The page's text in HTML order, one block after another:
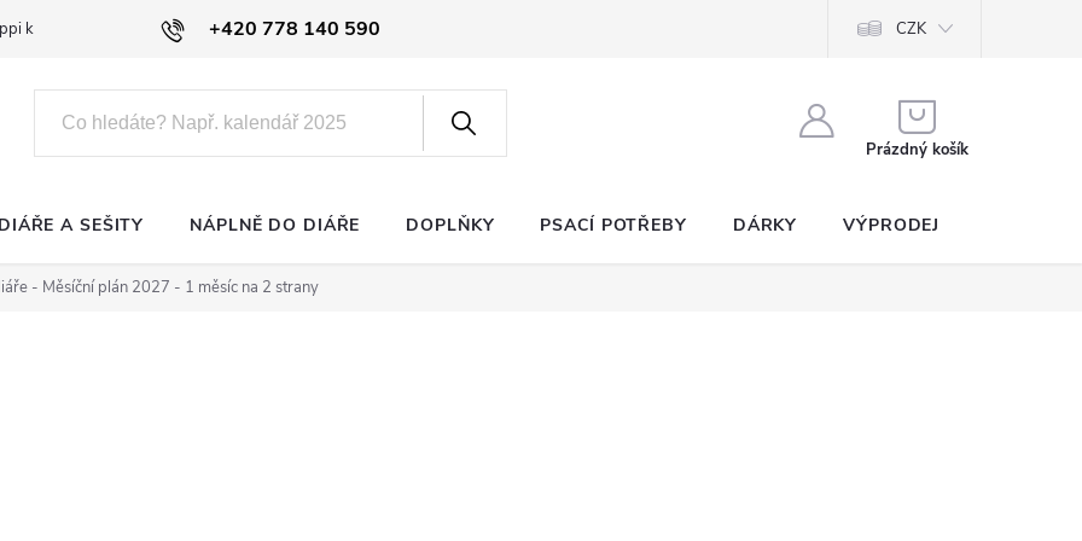
+420 778 140 590
klub CZK
KOŠÍK
Prázdný košík
DIÁŘE A SEŠITY NÁPLNĚ DO DIÁŘE DOPLŇKY PSACÍ POTŘEBY DÁRKY VÝPRODEJ
- Měsíční plán 2027 - 1 měsíc na 2 strany